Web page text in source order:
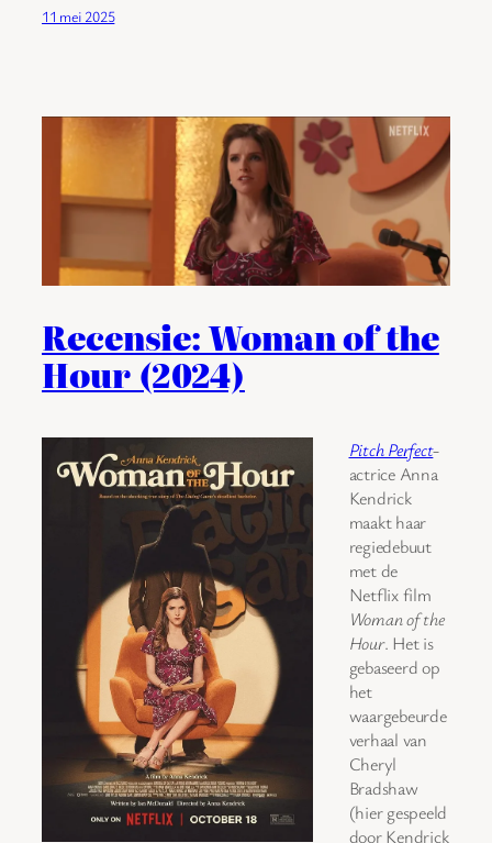
11 mei 2025
Recensie: Woman of the
Hour (2024)
Pitch Perfect-
actrice Anna
Kendrick
maakt haar
regiedebuut
met de
Netflix film
Woman of the
Hour. Het is
gebaseerd op
het
waargebeurde
verhaal van
Cheryl
Bradshaw
(hier gespeeld
door Kendrick